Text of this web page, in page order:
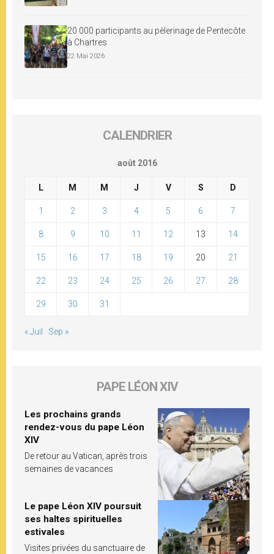
20 000 participants au pèlerinage de Pentecôte
à Chartres
22 Mai 2026
CALENDRIER
août 2016
L M M J V S D
1 2 3 4 5 6 7
8 9 10 11 12 13 14
15 16 17 18 19 20 21
22 23 24 25 26 27 28
29 30 31
« Juil Sep »
PAPE LÉON XIV
Les prochains grands
rendez-vous du pape Léon
XIV
De retour au Vatican, après trois
semaines de vacances
Le pape Léon XIV poursuit
ses haltes spirituelles
estivales
Visites privées du sanctuaire de